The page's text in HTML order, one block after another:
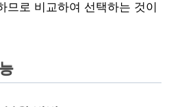
므로 비교하여 선택하는 것이